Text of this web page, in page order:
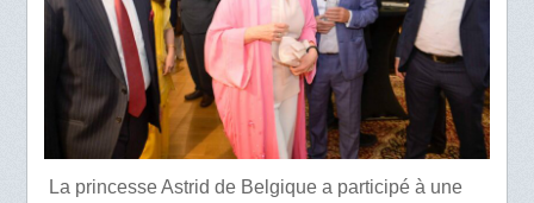
La princesse Astrid de Belgique a participé à une